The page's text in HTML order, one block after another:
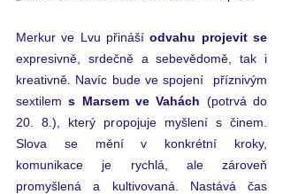
Merkur ve Lvu přináší odvahu projevit se
expresivně, srdečně a sebevědomě, tak i
kreativně. Navíc bude ve spojení  příznivým
sextilem s Marsem ve Vahách (potrvá do
20. 8.), který propojuje myšlení s činem.
Slova se mění v konkrétní kroky,
komunikace je rychlá, ale zároveň
promyšlená a kultivovaná. Nastává čas